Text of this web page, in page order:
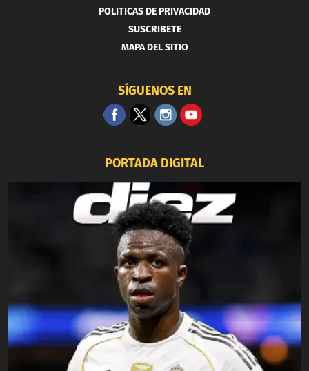
POLITICAS DE PRIVACIDAD
SUSCRIBETE
MAPA DEL SITIO
SÍGUENOS EN
PORTADA DIGITAL